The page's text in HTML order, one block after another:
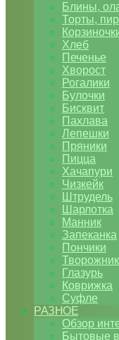
Блины,
Торты,
Хлеб
Печенье
Хворост
Рогалики
Булочки
Бисквит
Пахлава
Лепешки
Пряники
Пицца
Хачапури
Чизкейк
Штрудель
Шарлотка
Манник
Запеканка
Пончики
Творожник
Глазурь
Коврижка
Суфле
РАЗНОЕ
Обзор
Бытовые